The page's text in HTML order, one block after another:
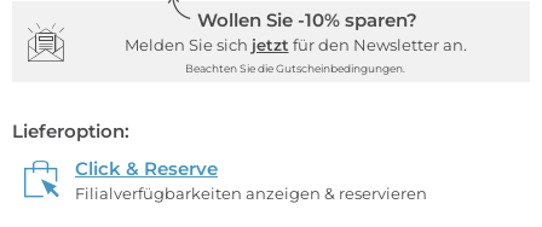
Wollen Sie -10% sparen?
Melden Sie sich jetzt für den Newsletter an.
Beachten Sie die Gutscheinbedingungen.
Lieferoption:
Click & Reserve
Filialverfügbarkeiten anzeigen & reservieren